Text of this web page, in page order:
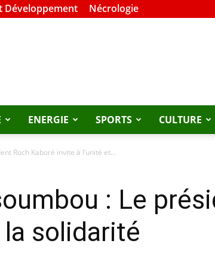
Développement Nécrologie
ENERGIE SPORTS CULTURE
Roch Kaboré invite à l’unité et...
: Le
la solidarité